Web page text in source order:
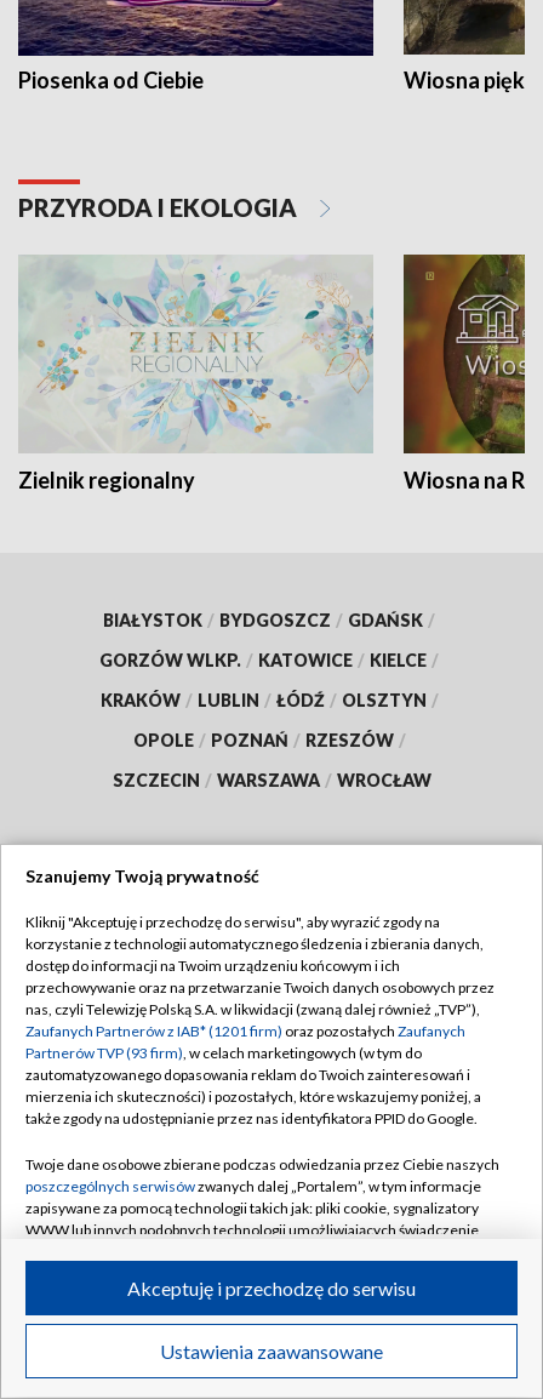
Piosenka od Ciebie Wiosna
PRZYRODA I EKOLOGIA
Zielnik regionalny Wiosna na
BIAŁYSTOK / BYDGOSZCZ / GDAŃSK /
GORZÓW WLKP. / KATOWICE / KIELCE /
KRAKÓW / LUBLIN / ŁÓDŹ / OLSZTYN /
OPOLE / POZNAŃ / RZESZÓW /
SZCZECIN / WARSZAWA / WROCŁAW
TVP
Abonament TVP
Emisja w TVP
Centrum informacji TVP
Naziemna Telewizja Cyfrowa
Rada Programowa
System NOS
Informacje o nadawcy
Program dla prasy
Ogłoszenie przetargowe
Regulamin TVP
Polityka prywatności
Moje zgody
Pomoc
Kontakt
Kanały
©2026 Telewizja Polska S.A. w likwidacji
Szanujemy Twoją prywatność
Kliknij "Akceptuję i przechodzę do serwisu", aby wyrazić zgody na
korzystanie z technologii automatycznego śledzenia i zbierania danych,
dostęp do informacji na Twoim urządzeniu końcowym i ich
przechowywanie oraz na przetwarzanie Twoich danych osobowych przez
nas, czyli Telewizję Polską S.A. w likwidacji (zwaną dalej również „TVP”),
Zaufanych Partnerów z IAB* (1201 firm) oraz pozostałych Zaufanych
Partnerów TVP (93 firm), w celach marketingowych (w tym do
zautomatyzowanego dopasowania reklam do Twoich zainteresowań i
mierzenia ich skuteczności) i pozostałych, które wskazujemy poniżej, a
także zgody na udostępnianie przez nas identyfikatora PPID do Google.
Twoje dane osobowe zbierane podczas odwiedzania przez Ciebie naszych
poszczególnych serwisówzwanych dalej „Portalem”, w tym informacje
zapisywane za pomocą technologii takich jak: pliki cookie, sygnalizatory
WWW lub innych podobnych technologii umożliwiających świadczenie
ruchu w Internecie.
Twoje dane osobowe zbierane podczas odwiedzania przez Ciebie
poszczególnych serwisówna Portalu, takie jak adresy IP, identyfikatory
Ustawienia zaawansowane
Akceptuję i przechodzę do serwisu